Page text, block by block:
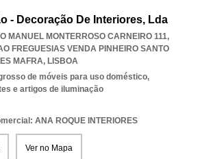
- Decoração De Interiores, Lda
MANUEL MONTERROSO CARNEIRO 111,
FREGUESIAS VENDA PINHEIRO SANTO
MAFRA, LISBOA
de móveis para uso doméstico,
e artigos de iluminação
ANA ROQUE INTERIORES
Ver no Mapa